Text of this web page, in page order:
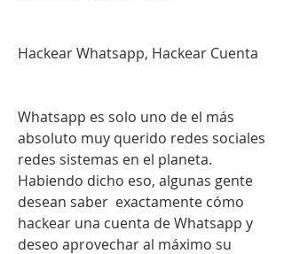
Hackear Whatsapp, Hackear Cuenta
Whatsapp es solo uno de el más
absoluto muy querido redes sociales
redes sistemas en el planeta.
Habiendo dicho eso, algunas gente
desean saber  exactamente cómo
hackear una cuenta de Whatsapp y
deseo aprovechar al máximo su